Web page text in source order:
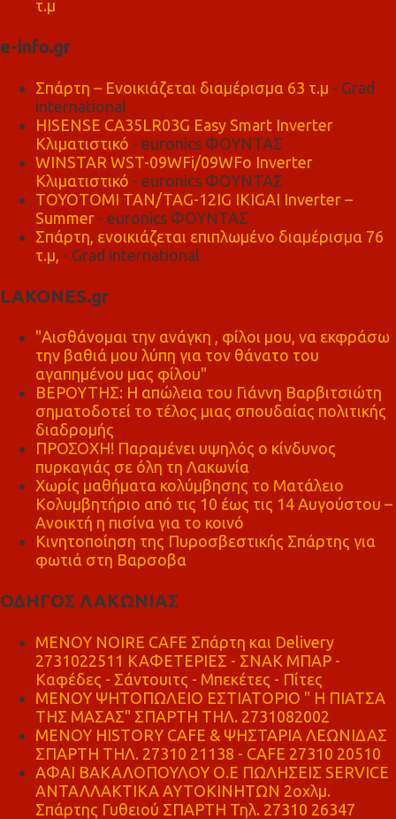
τ.μ
e-info.gr
Σπάρτη – Ενοικιάζεται διαμέρισμα 63 τ.μ - Grad
international
HISENSE CA35LR03G Easy Smart Inverter
Κλιματιστικό - euronics ΦΟΥΝΤΑΣ
WINSTAR WST-09WFi/09WFo Inverter
Κλιματιστικό - euronics ΦΟΥΝΤΑΣ
TOYOTOMI TAN/TAG-12IG IKIGAI Inverter –
Summer - euronics ΦΟΥΝΤΑΣ
Σπάρτη, ενοικιάζεται επιπλωμένο διαμέρισμα 76
τ.μ, - Grad international
LAKONES.gr
"Αισθάνομαι την ανάγκη , φίλοι μου, να εκφράσω
την βαθιά μου λύπη για τον θάνατο του
αγαπημένου μας φίλου"
ΒΕΡΟΥΤΗΣ: Η απώλεια του Γιάννη Βαρβιτσιώτη
σηματοδοτεί το τέλος μιας σπουδαίας πολιτικής
διαδρομής
ΠΡΟΣΟΧΗ! Παραμένει υψηλός ο κίνδυνος
πυρκαγιάς σε όλη τη Λακωνία
Χωρίς μαθήματα κολύμβησης το Ματάλειο
Κολυμβητήριο από τις 10 έως τις 14 Αυγούστου –
Ανοικτή η πισίνα για το κοινό
Κινητοποίηση της Πυροσβεστικής Σπάρτης για
φωτιά στη Βαρσοβα
ΟΔΗΓΟΣ ΛΑΚΩΝΙΑΣ
MENOY NOIRE CAFE Σπάρτη και Delivery
2731022511 ΚΑΦΕΤΕΡΙΕΣ - ΣΝΑΚ ΜΠΑΡ -
Καφέδες - Σάντουιτς - Μπεκέτες - Πίτες
ΜΕΝΟΥ ΨΗΤΟΠΩΛΕΙΟ ΕΣΤΙΑΤΟΡΙΟ " Η ΠΙΑΤΣΑ
ΤΗΣ ΜΑΣΑΣ" ΣΠΑΡΤΗ ΤΗΛ. 2731082002
ΜΕΝΟΥ HISTORY CAFE & ΨΗΣΤΑΡΙΑ ΛΕΩΝΙΔΑΣ
ΣΠΑΡΤΗ ΤΗΛ. 27310 21138 - CAFE 27310 20510
ΑΦΑΙ ΒΑΚΑΛΟΠΟΥΛΟΥ Ο.Ε ΠΩΛΗΣΕΙΣ SERVICE
ΑΝΤΑΛΛΑΚΤΙΚΑ ΑΥΤΟΚΙΝΗΤΩΝ 2οχλμ.
Σπάρτης Γυθειού ΣΠΑΡΤΗ Τηλ. 27310 26347